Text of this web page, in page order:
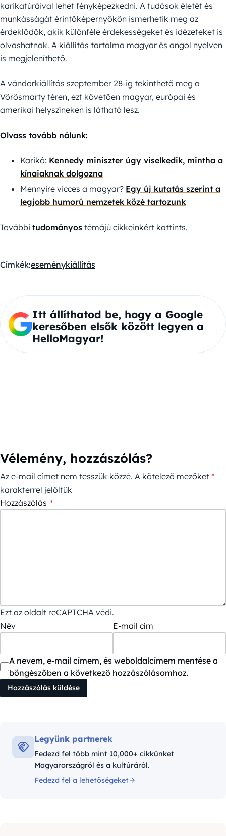
karikatúráival lehet fényképezkedni. A tudósok életét és
munkásságát érintőképernyőkön ismerhetik meg az
érdeklődők, akik különféle érdekességeket és idézeteket is
olvashatnak. A kiállítás tartalma magyar és angol nyelven
is megjeleníthető.
A vándorkiállítás szeptember 28-ig tekinthető meg a
Vörösmarty téren, ezt követően magyar, európai és
amerikai helyszíneken is látható lesz.
Olvass tovább nálunk:
Karikó: Kennedy miniszter úgy viselkedik, mintha a
kínaiaknak dolgozna
Mennyire vicces a magyar? Egy új kutatás szerint a
legjobb humorú nemzetek közé tartozunk
További tudományos témájú cikkeinkért kattints.
Címkék:eseménykiállítás
Itt állíthatod be, hogy a Google
keresőben elsők között legyen a
HelloMagyar!
Vélemény, hozzászólás?
Az e-mail címet nem tesszük közzé. A kötelező mezőket *
karakterrel jelöltük
Hozzászólás *
Ezt az oldalt reCAPTCHA védi.
Név
E-mail cím
A nevem, e-mail címem, és weboldalcímem mentése a
böngészőben a következő hozzászólásomhoz.
Legyünk partnerek
Fedezd fel több mint 10,000+ cikkünket
Magyarországról és a kultúráról.
Fedezd fel a lehetőségeket